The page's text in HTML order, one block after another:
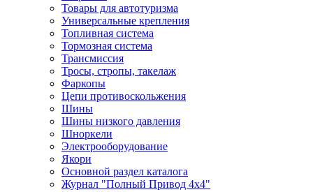
Товары для автотуризма
Универсальные крепления
Топливная система
Тормозная система
Трансмиссия
Тросы, стропы, такелаж
Фаркопы
Цепи противоскольжения
Шины
Шины низкого давления
Шноркели
Электрооборудование
Якори
Основной раздел каталога
Журнал "Полный Привод 4х4"